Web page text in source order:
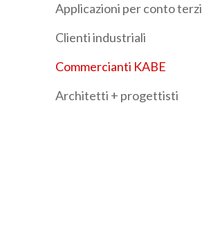
Applicazioni per conto terzi
Clienti industriali
Commercianti KABE
Architetti + progettisti